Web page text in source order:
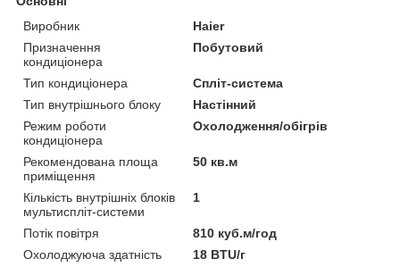
Виробник
Haier
Призначення
кондиціонера
Побутовий
Тип кондиціонера
Спліт-система
Тип внутрішнього блоку
Настінний
Режим роботи
кондиціонера
Охолодження/обігрів
Рекомендована площа
приміщення
50 кв.м
Кількість внутрішніх блоків
мультиспліт-системи
1
Потік повітря
810 куб.м/год
Охолоджуюча здатність
18 BTU/г